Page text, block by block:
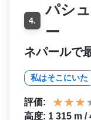
4.
パシ
ー
ネパールで
私はそこにいた
評価:
高度: 1 315 m /